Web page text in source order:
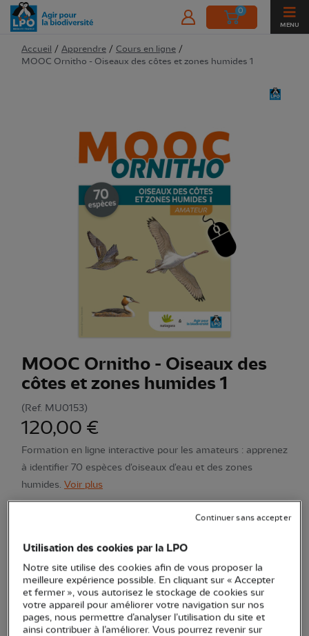
0
MENU
Accueil / Apprendre / Cours en ligne /
MOOC Ornitho - Oiseaux des côtes et zones humides 1
MOOC Ornitho - Oiseaux des
côtes et zones humides 1
(Ref. MU0153)
120,00 €
Formation en ligne interactive pour les amateurs : apprenez
à identifier 70 espèces d'oiseaux d'eau et des zones
humides. Voir plus
En stock
Ajouter au panier
Utilisation des cookies par la LPO
Notre site utilise des cookies afin de vous proposer la
meilleure expérience possible. En cliquant sur « Accepter
et fermer », vous autorisez le stockage de cookies sur
votre appareil pour améliorer votre navigation sur nos
pages, nous permettre d’analyser l’utilisation du site et
ainsi contribuer à l’améliorer. Vous pourrez revenir sur
Continuer sans accepter